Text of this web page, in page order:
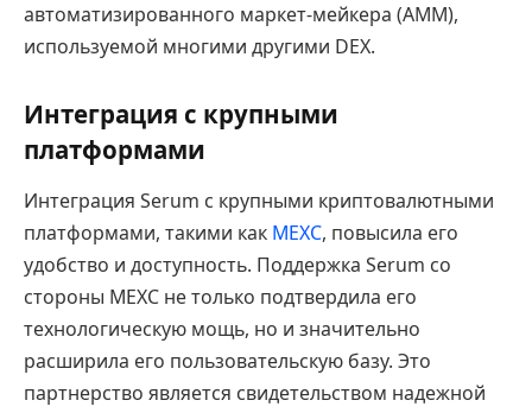
автоматизированного маркет-мейкера (AMM),
используемой многими другими DEX.
Интеграция с крупными
платформами
Интеграция Serum с крупными криптовалютными
платформами, такими как MEXC, повысила его
удобство и доступность. Поддержка Serum со
стороны MEXC не только подтвердила его
технологическую мощь, но и значительно
расширила его пользовательскую базу. Это
партнерство является свидетельством надежной